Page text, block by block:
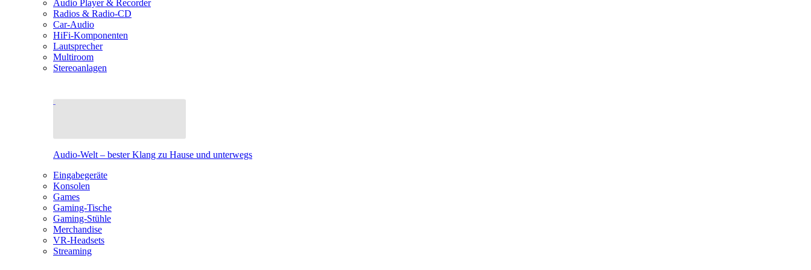
Audio Player & Recorder
Radios & Radio-CD
Car-Audio
HiFi-Komponenten
Lautsprecher
Multiroom
Stereoanlagen
Audio-Welt – bester Klang zu Hause und unterwegs
Eingabegeräte
Konsolen
Games
Gaming-Tische
Gaming-Stühle
Merchandise
VR-Headsets
Streaming